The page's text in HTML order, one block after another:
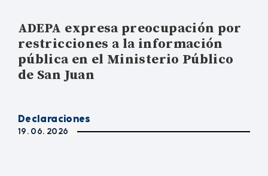
ADEPA expresa preocupación por
restricciones a la información
pública en el Ministerio Público
de San Juan
Declaraciones
19. 06. 2026